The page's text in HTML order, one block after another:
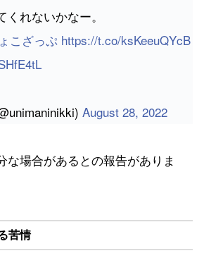
れないかなー。
こざっぷ https://t.co/ksKeeuQYcB
August 28, 2022
な場合があるとの報告がありま
苦情